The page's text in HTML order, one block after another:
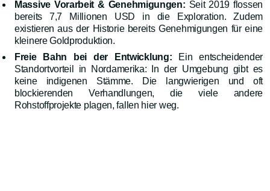
Massive Vorarbeit & Genehmigungen: Seit 2019 flossen
bereits 7,7 Millionen USD in die Exploration. Zudem
existieren aus der Historie bereits Genehmigungen für eine
kleinere Goldproduktion.
Freie Bahn bei der Entwicklung: Ein entscheidender
Standortvorteil in Nordamerika: In der Umgebung gibt es
keine indigenen Stämme. Die langwierigen und oft
blockierenden Verhandlungen, die viele andere
Rohstoffprojekte plagen, fallen hier weg.